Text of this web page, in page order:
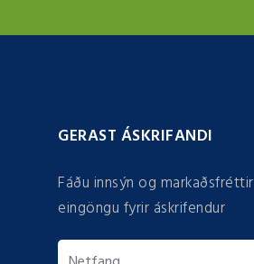
GERAST ÁSKRIFANDI
Fáðu innsýn og markaðsfréttir
eingöngu fyrir áskrifendur